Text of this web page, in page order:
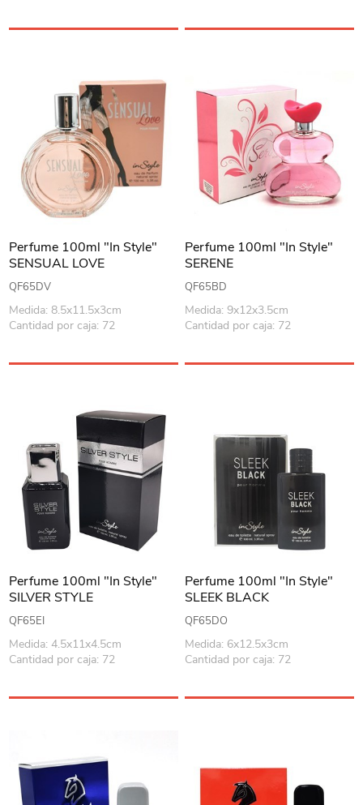
Perfume 100ml "In Style"
SENSUAL LOVE
QF65DV
Medida: 8.5x11.5x3cm
Cantidad por caja: 72
Perfume 100ml "In Style"
SERENE
QF65BD
Medida: 9x12x3.5cm
Cantidad por caja: 72
Perfume 100ml "In Style"
SILVER STYLE
QF65EI
Medida: 4.5x11x4.5cm
Cantidad por caja: 72
Perfume 100ml "In Style"
SLEEK BLACK
QF65DO
Medida: 6x12.5x3cm
Cantidad por caja: 72